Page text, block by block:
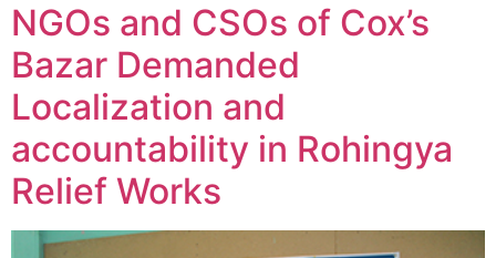
NGOs and CSOs of Cox’s
Bazar Demanded
Localization and
accountability in Rohingya
Relief Works